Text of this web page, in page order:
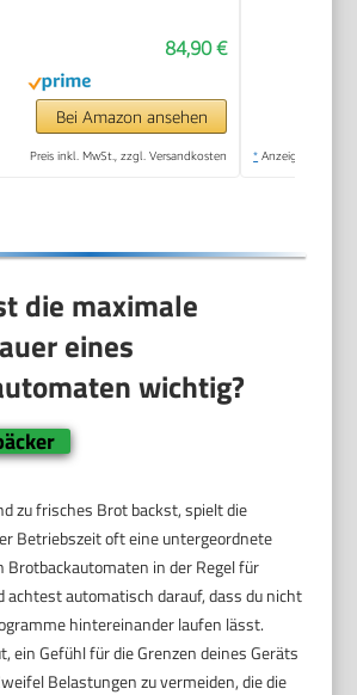
84,90 €
Bei Amazon ansehen
Preis inkl. MwSt., zzgl. Versandkosten * Anzeige
die maximale
eines
wichtig?
zu frisches Brot backst, spielt die
Betriebszeit oft eine untergeordnete
Brotbackautomaten in der Regel für
achtest automatisch darauf, dass du nicht
hintereinander laufen lässt.
ein Gefühl für die Grenzen deines Geräts
Belastungen zu vermeiden, die die